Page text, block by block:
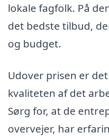
lokale fagfolk. På
det bedste tilbud,
og budget.
Udover prisen er
kvaliteten af det
Sørg for, at de
overvejer, har